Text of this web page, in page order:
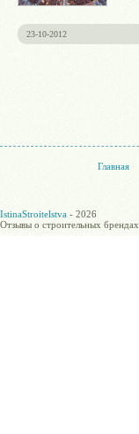
23-10-2012
Главная
IstinaStroitelstva - 2026
Отзывы о строительных брендах